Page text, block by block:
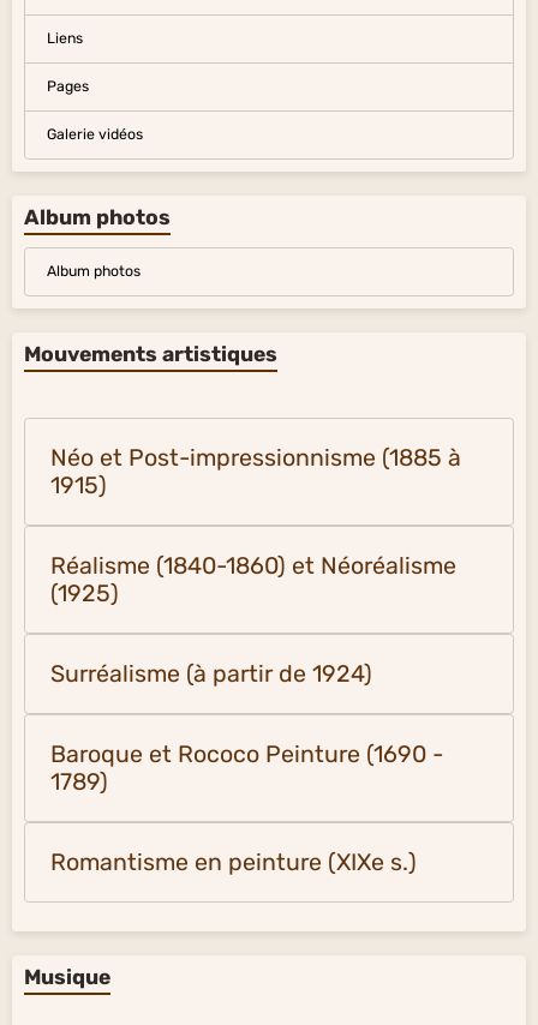
Liens
Pages
Galerie vidéos
Album photos
Album photos
Mouvements artistiques
Néo et Post-impressionnisme (1885 à
1915)
Réalisme (1840-1860) et Néoréalisme
(1925)
Surréalisme (à partir de 1924)
Baroque et Rococo Peinture (1690 -
1789)
Romantisme en peinture (XIXe s.)
Musique